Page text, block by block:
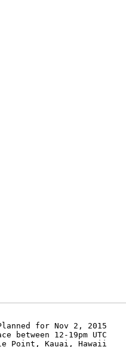
for Nov 2, 2015
between 12-19pm UTC